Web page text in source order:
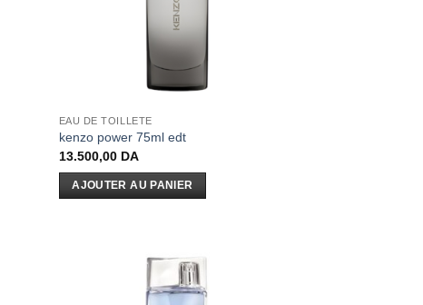
EAU DE TOILLETE
kenzo power 75ml edt
13.500,00 DA
AJOUTER AU PANIER